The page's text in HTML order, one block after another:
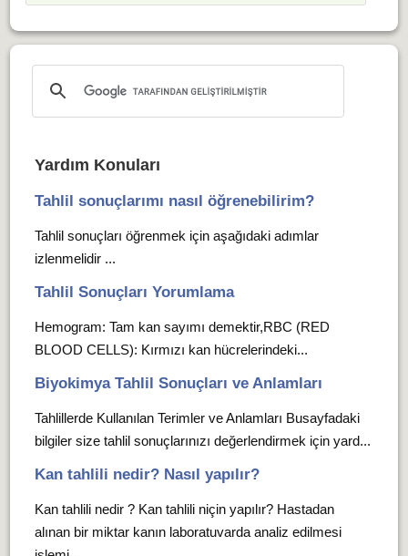
Yardım Konuları
Tahlil sonuçlarımı nasıl öğrenebilirim?
Tahlil sonuçları öğrenmek için aşağıdaki adımlar
izlenmelidir ...
Tahlil Sonuçları Yorumlama
Hemogram: Tam kan sayımı demektir,RBC (RED
BLOOD CELLS): Kırmızı kan hücrelerindeki...
Biyokimya Tahlil Sonuçları ve Anlamları
Tahlillerde Kullanılan Terimler ve Anlamları Busayfadaki
bilgiler size tahlil sonuçlarınızı değerlendirmek için yard...
Kan tahlili nedir? Nasıl yapılır?
Kan tahlili nedir ? Kan tahlili niçin yapılır? Hastadan
alınan bir miktar kanın laboratuvarda analiz edilmesi